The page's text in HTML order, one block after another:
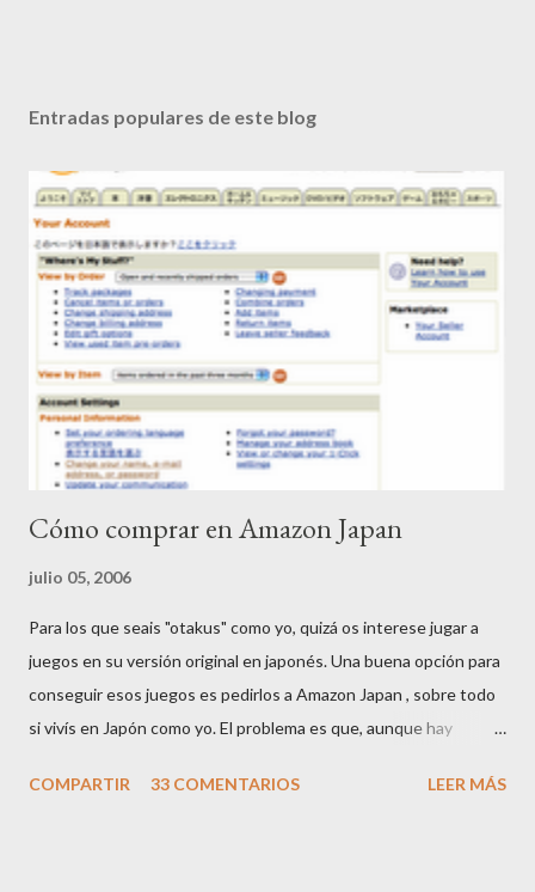
Entradas populares de este blog
Cómo comprar en Amazon Japan
julio 05, 2006
Para los que seais "otakus" como yo, quizá os interese jugar a
juegos en su versión original en japonés. Una buena opción para
conseguir esos juegos es pedirlos a Amazon Japan , sobre todo
si vivís en Japón como yo. El problema es que, aunque hay
está en japonés. Por ello he pensado hacer esta mini-guía. Si
COMPARTIR 33 COMENTARIOS LEER MÁS